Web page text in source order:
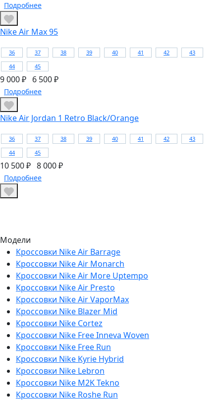
Подробнее
Nike Air Max 95
36 37 38 39 40 41 42
43
44
45
9 000 ₽ 6 500 ₽
Подробнее
Nike Air Jordan 1 Retro Black/Orange
36 37 38 39 40 41 42
43
44
45
10 500 ₽ 8 000 ₽
Подробнее
Модели
Кроссовки Nike Air Barrage
Кроссовки Nike Air Monarch
Кроссовки Nike Air More Uptempo
Кроссовки Nike Air Presto
Кроссовки Nike Air VaporMax
Кроссовки Nike Blazer Mid
Кроссовки Nike Cortez
Кроссовки Nike Free Inneva Woven
Кроссовки Nike Free Run
Кроссовки Nike Kyrie Hybrid
Кроссовки Nike Lebron
Кроссовки Nike M2K Tekno
Кроссовки Nike Roshe Run